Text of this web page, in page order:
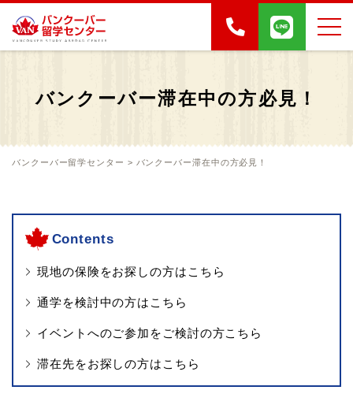
バンクーバー滞在中の方必見！
バンクーバー留学センター > バンクーバー滞在中の方必見！
Contents
現地の保険をお探しの方はこちら
通学を検討中の方はこちら
イベントへのご参加をご検討の方こちら
滞在先をお探しの方はこちら